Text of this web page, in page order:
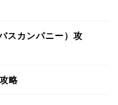
スカンパニー）攻
略